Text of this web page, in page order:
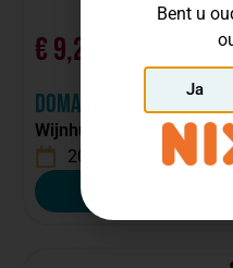
€9,25
incl. btw, per fles
Domaine Bousquet
Wijnhuis:
Bousquet
2023
Argentinië
Bent u
Ja